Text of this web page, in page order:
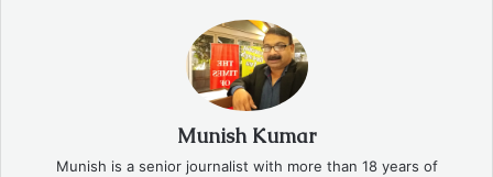
Munish Kumar
Munish is a senior journalist with more than 18 years of